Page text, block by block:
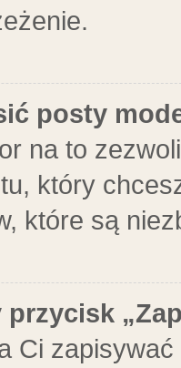
posty
na to
który
które są
przycisk
Ci